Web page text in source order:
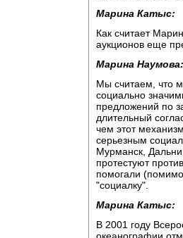
Марина Катыс:
Как считает
аукционов еще
Марина Наумова:
Мы считаем, что
социально
предложений по
длительный
чем этот
серьезным
Мурманск,
протестуют
помогали
"социалку".
Марина Катыс:
В 2001 году
океанографии